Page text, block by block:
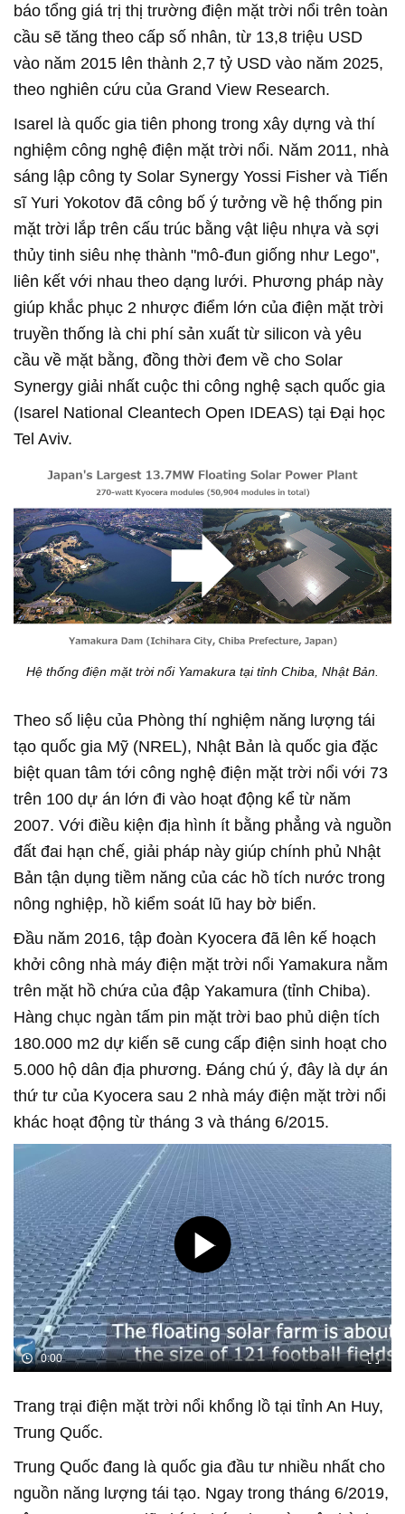
báo tổng giá trị thị trường điện mặt trời nổi trên toàn
cầu sẽ tăng theo cấp số nhân, từ 13,8 triệu USD
vào năm 2015 lên thành 2,7 tỷ USD vào năm 2025,
theo nghiên cứu của Grand View Research.
Isarel là quốc gia tiên phong trong xây dựng và thí
nghiệm công nghệ điện mặt trời nổi. Năm 2011, nhà
sáng lập công ty Solar Synergy Yossi Fisher và Tiến
sĩ Yuri Yokotov đã công bố ý tưởng về hệ thống pin
mặt trời lắp trên cấu trúc bằng vật liệu nhựa và sợi
thủy tinh siêu nhẹ thành "mô-đun giống như Lego",
liên kết với nhau theo dạng lưới. Phương pháp này
giúp khắc phục 2 nhược điểm lớn của điện mặt trời
truyền thống là chi phí sản xuất từ silicon và yêu
cầu về mặt bằng, đồng thời đem về cho Solar
Synergy giải nhất cuộc thi công nghệ sạch quốc gia
(Isarel National Cleantech Open IDEAS) tại Đại học
Tel Aviv.
Hệ thống điện mặt trời nổi Yamakura tại tỉnh Chiba, Nhật Bản.
Theo số liệu của Phòng thí nghiệm năng lượng tái
tạo quốc gia Mỹ (NREL), Nhật Bản là quốc gia đặc
biệt quan tâm tới công nghệ điện mặt trời nổi với 73
trên 100 dự án lớn đi vào hoạt động kể từ năm
2007. Với điều kiện địa hình ít bằng phẳng và nguồn
đất đai hạn chế, giải pháp này giúp chính phủ Nhật
Bản tận dụng tiềm năng của các hồ tích nước trong
nông nghiệp, hồ kiểm soát lũ hay bờ biển.
Đầu năm 2016, tập đoàn Kyocera đã lên kế hoạch
khởi công nhà máy điện mặt trời nổi Yamakura nằm
trên mặt hồ chứa của đập Yakamura (tỉnh Chiba).
Hàng chục ngàn tấm pin mặt trời bao phủ diện tích
180.000 m2 dự kiến sẽ cung cấp điện sinh hoạt cho
5.000 hộ dân địa phương. Đáng chú ý, đây là dự án
thứ tư của Kyocera sau 2 nhà máy điện mặt trời nổi
khác hoạt động từ tháng 3 và tháng 6/2015.
0:00
Trang trại điện mặt trời nổi khổng lồ tại tỉnh An Huy,
Trung Quốc.
Trung Quốc đang là quốc gia đầu tư nhiều nhất cho
nguồn năng lượng tái tạo. Ngay trong tháng 6/2019,